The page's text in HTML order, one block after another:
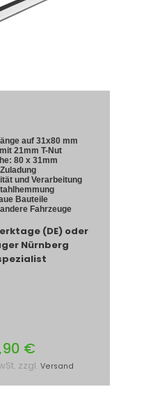
auf 31x80 mm
21mm T-Nut
80 x 31mm
und Verarbeitung
Bauteile
Fahrzeuge
(DE) oder
Nürnberg
€
zzgl. Versand